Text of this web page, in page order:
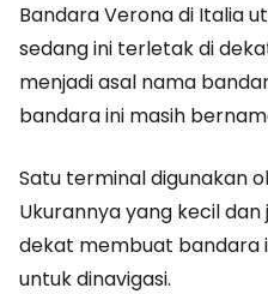
Bandara Verona di Italia
sedang ini terletak di
menjadi asal nama
bandara ini masih
Satu terminal digunakan
Ukurannya yang kecil
dekat membuat bandara
untuk dinavigasi.